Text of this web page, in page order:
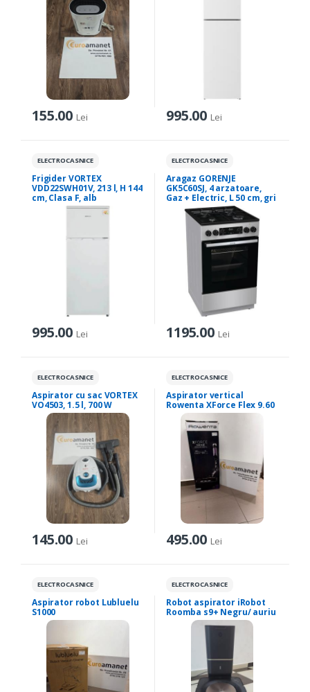
155.00 Lei 995.00 Lei
ELECTROCASNICE
Frigider VORTEX
VDD22SWH01V, 213 l, H 144
cm, Clasa F, alb
995.00 Lei
ELECTROCASNICE
Aragaz GORENJE
GK5C60SJ, 4 arzatoare,
Gaz + Electric, L 50 cm, gri
1195.00 Lei
ELECTROCASNICE
Aspirator cu sac VORTEX
VO4503, 1.5 l, 700 W
145.00 Lei
ELECTROCASNICE
Aspirator vertical
Rowenta XForce Flex 9.60
495.00 Lei
ELECTROCASNICE
Aspirator robot Lubluelu
S1000
ELECTROCASNICE
Robot aspirator iRobot
Roomba s9+ Negru/ auriu